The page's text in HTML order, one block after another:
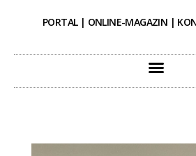
PORTAL | ONLINE-MAGAZIN |